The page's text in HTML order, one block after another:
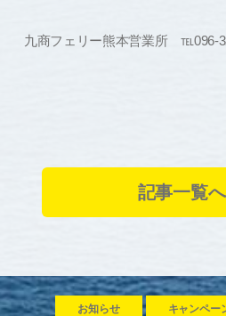
九商フェリー熊本営業所 ℡096-
記事一覧
お知らせ キャンペー